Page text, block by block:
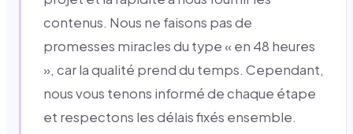
contenus. Nous ne faisons pas de
promesses miracles du type « en 48 heures
», car la qualité prend du temps. Cependant,
nous vous tenons informé de chaque étape
et respectons les délais fixés ensemble.